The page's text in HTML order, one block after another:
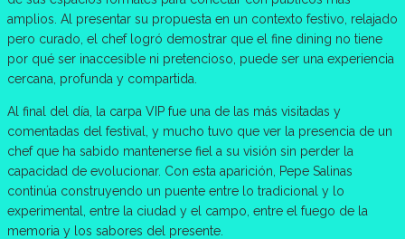
amplios. Al presentar su propuesta en un contexto festivo, relajado
pero curado, el chef logró demostrar que el fine dining no tiene
por qué ser inaccesible ni pretencioso, puede ser una experiencia
cercana, profunda y compartida.
Al final del día, la carpa VIP fue una de las más visitadas y
comentadas del festival, y mucho tuvo que ver la presencia de un
chef que ha sabido mantenerse fiel a su visión sin perder la
capacidad de evolucionar. Con esta aparición, Pepe Salinas
continúa construyendo un puente entre lo tradicional y lo
experimental, entre la ciudad y el campo, entre el fuego de la
memoria y los sabores del presente.